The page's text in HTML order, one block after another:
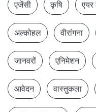
एजेंसी कृषि एयर
अल्कोहल वीरांगना
जानवरों एनिमेशन
आवेदन वास्तुकला